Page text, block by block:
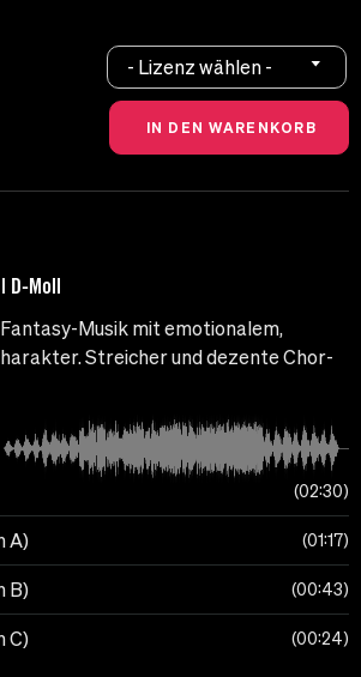
- Lizenz wählen -
D-Moll
Musik mit emotionalem,
Streicher und dezente Chor-
02:30
A) 01:17
B) 00:43
C) 00:24